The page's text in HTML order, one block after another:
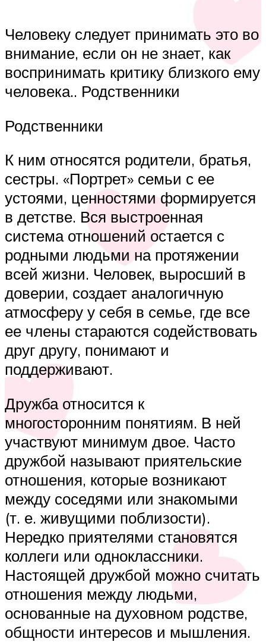
Человеку следует принимать это во
внимание, если он не знает, как
воспринимать критику близкого ему
человека.. Родственники
Родственники
К ним относятся родители, братья,
сестры. «Портрет» семьи с ее
устоями, ценностями формируется
в детстве. Вся выстроенная
система отношений остается с
родными людьми на протяжении
всей жизни. Человек, выросший в
доверии, создает аналогичную
атмосферу у себя в семье, где все
ее члены стараются содействовать
друг другу, понимают и
поддерживают.
Дружба относится к
многосторонним понятиям. В ней
участвуют минимум двое. Часто
дружбой называют приятельские
отношения, которые возникают
между соседями или знакомыми
(т. е. живущими поблизости).
Нередко приятелями становятся
коллеги или одноклассники.
Настоящей дружбой можно считать
отношения между людьми,
основанные на духовном родстве,
общности интересов и мышления.